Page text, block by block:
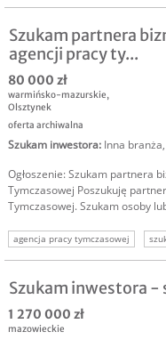
platforma internetowa
startup
Szukam partnera
agencji pracy ty...
80 000 zł
warmińsko-mazurskie,
Olsztynek
oferta archiwalna
Szukam inwestora: Inna branża,
Ogłoszenie: Szukam partnera
Tymczasowej Poszukuję
Tymczasowej. Szukam osoby
agencja pracy tymczasowej
Szukam inwestora -
1 270 000 zł
mazowieckie